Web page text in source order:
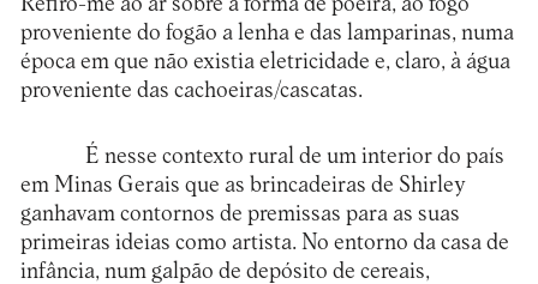
proveniente do fogão a lenha e das lamparinas, numa
época em que não existia eletricidade e, claro, à água
proveniente das cachoeiras/cascatas.
É nesse contexto rural de um interior do país
em Minas Gerais que as brincadeiras de Shirley
ganhavam contornos de premissas para as suas
primeiras ideias como artista. No entorno da casa de
infância, num galpão de depósito de cereais,